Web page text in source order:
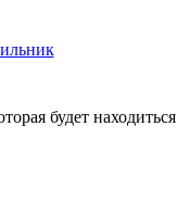
будет находиться